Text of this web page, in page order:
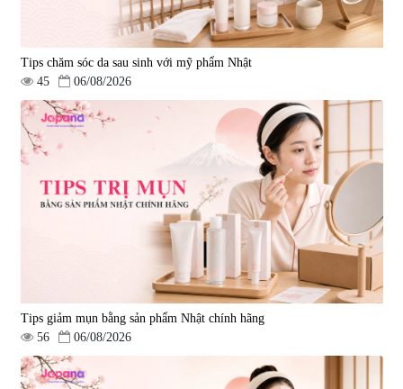
Tips chăm sóc da sau sinh với mỹ phẩm Nhật
45
06/08/2026
Tips giảm mụn bằng sản phẩm Nhật chính hãng
56
06/08/2026